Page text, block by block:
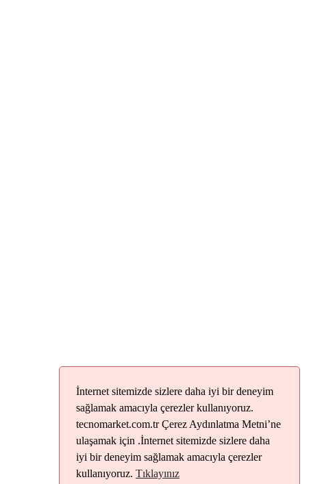
İnternet sitemizde sizlere daha iyi bir deneyim
sağlamak amacıyla çerezler kullanıyoruz.
tecnomarket.com.tr Çerez Aydınlatma Metni’ne
ulaşamak için .İnternet sitemizde sizlere daha
iyi bir deneyim sağlamak amacıyla çerezler
kullanıyoruz. Tıklayınız